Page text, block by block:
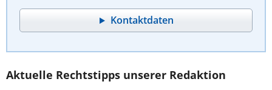
Kontaktdaten
Aktuelle Rechtstipps unserer Redaktion